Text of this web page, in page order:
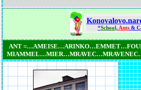
“School, Ants&
ANT